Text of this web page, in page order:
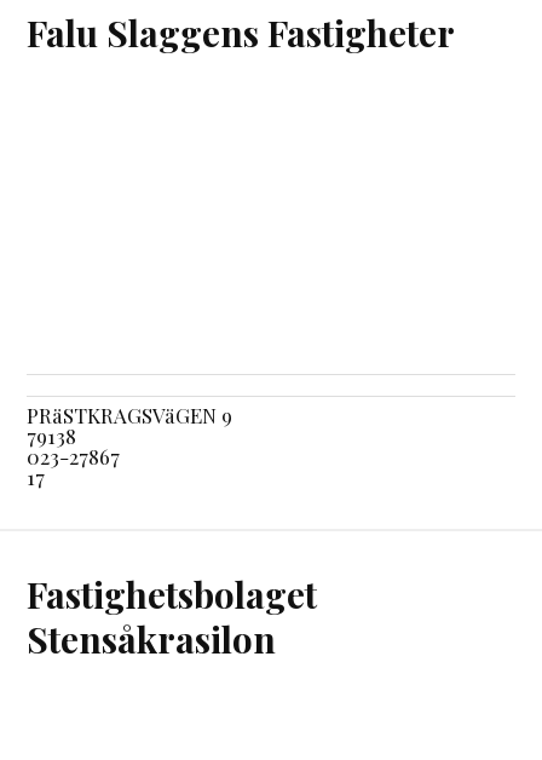
Falu Slaggens Fastigheter
PRäSTKRAGSVäGEN 9
79138
023-27867
17
Fastighetsbolaget
Stensåkrasilon